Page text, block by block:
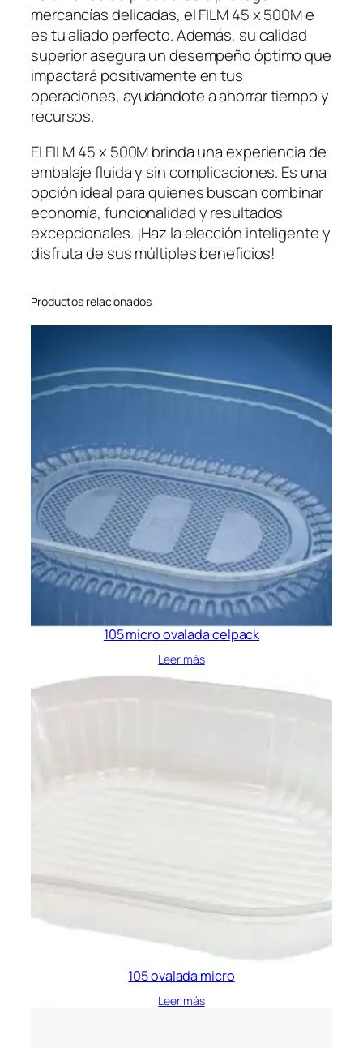
mercancías delicadas, el FILM 45 x 500M e
es tu aliado perfecto. Además, su calidad
superior asegura un desempeño óptimo que
impactará positivamente en tus
operaciones, ayudándote a ahorrar tiempo y
recursos.
El FILM 45 x 500M brinda una experiencia de
embalaje fluida y sin complicaciones. Es una
opción ideal para quienes buscan combinar
economía, funcionalidad y resultados
excepcionales. ¡Haz la elección inteligente y
disfruta de sus múltiples beneficios!
Productos relacionados
105 micro ovalada celpack
Leer más
105 ovalada micro
Leer más